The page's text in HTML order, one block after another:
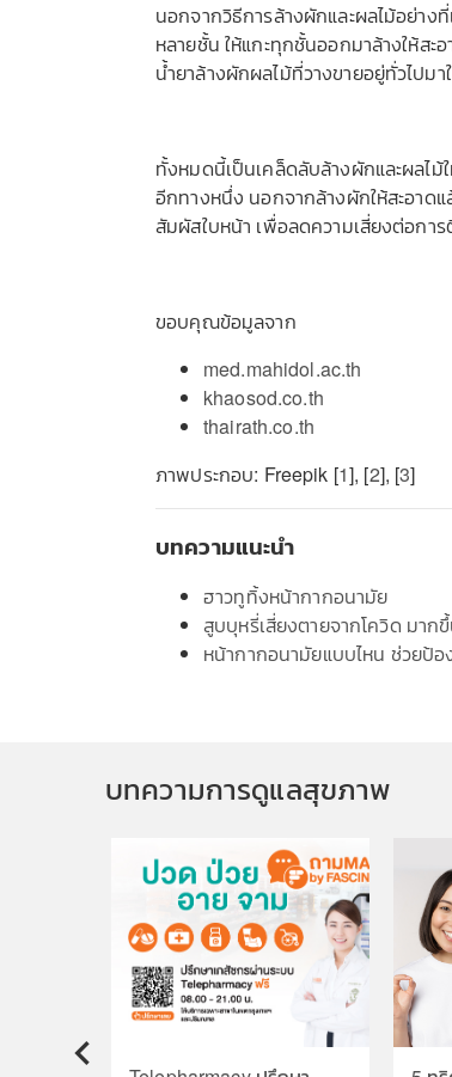
นอกจากวิธีการล้างผักและผลไม้อย่าง
หลายชั้น ให้แกะทุกชั้นออกมาล้างให้สะ
น้ำยาล้างผักผลไม้ที่วางขายอยู่ทั่วไปมา
ทั้งหมดนี้เป็นเคล็ดลับล้างผักและผลไม้
อีกทางหนึ่ง นอกจากล้างผักให้สะอาด
สัมผัสใบหน้า เพื่อลดความเสี่ยงต่อการ
ขอบคุณข้อมูลจาก
med.mahidol.ac.th
khaosod.co.th
thairath.co.th
ภาพประกอบ: Freepik [1], [2], [3]
บทความแนะนำ
ฮาวทูทิ้งหน้ากากอนามัย
สูบบุหรี่เสี่ยงตายจากโควิด มาก
หน้ากากอนามัยแบบไหน ช่วยป้อ
บทความการดูแลสุขภาพ